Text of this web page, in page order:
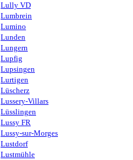
Lully VD
Lumbrein
Lumino
Lunden
Lungern
Lupfig
Lupsingen
Lurtigen
Lüscherz
Lussery-Villars
Lüsslingen
Lussy FR
Lussy-sur-Morges
Lustdorf
Lustmühle